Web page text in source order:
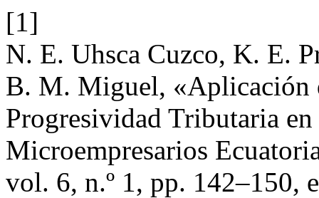
[1]
N. E. Uhsca Cuzco, K. E.
B. M. Miguel, «Aplicación
Progresividad Tributaria
Microempresarios
vol. 6, n.º 1, pp. 142–150,